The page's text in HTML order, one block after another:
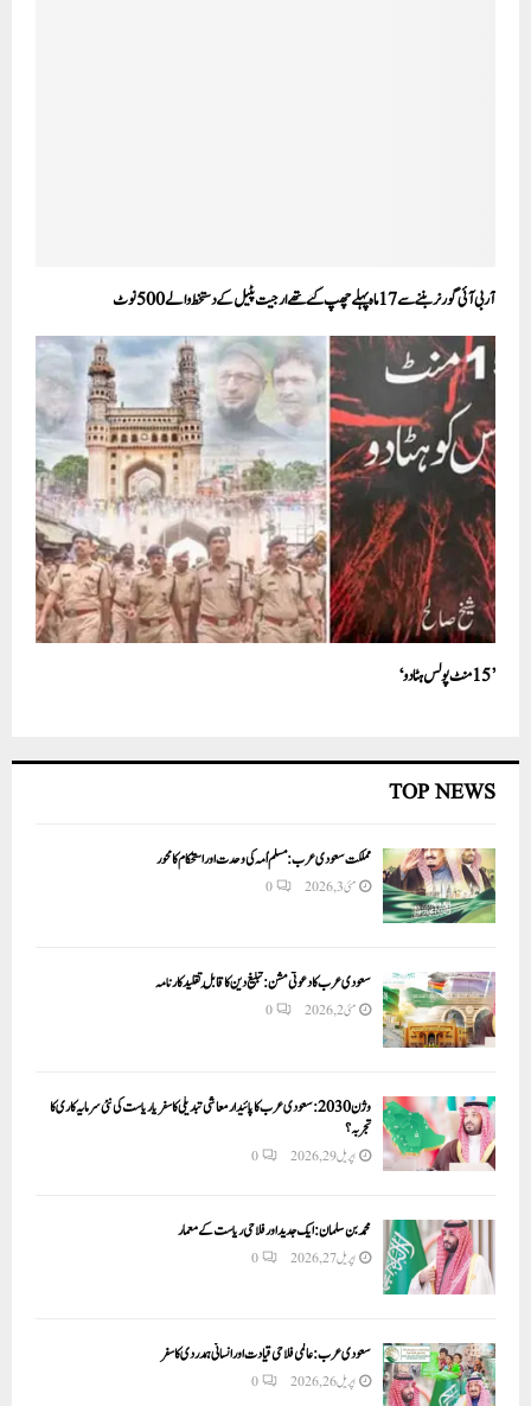
آر بی آئی گورنر بننے سے 17 ماہ پہلے چھپ گئے تھے ارجیت پٹیل کے دستخط والے 500 نوٹ
’ 15 منٹ پولس ہٹا دو‘
TOP NEWS
مملکت سعودی عرب: مسلم اُمہ کی وحدت اور استحکام کا محور
مئی 3, 2026 0
سعودی عرب کا دعوتی مشن: تبلیغ دین کا قابلِ تقلید کارنامہ
مئی 2, 2026 0
وژن 2030:سعودی عرب کا پائیدار معاشی تبدیلی کا سفر یا ریاست کی نئی سرمایہ کاری کا
تجربہ؟
اپریل 29, 2026 0
محمد بن سلمان: ایک جدید اور فلاحی ریاست کے معمار
اپریل 27, 2026 0
سعودی عرب: عالمی فلاحی قیادت اور انسانی ہمدردی کا سفر
اپریل 26, 2026 0